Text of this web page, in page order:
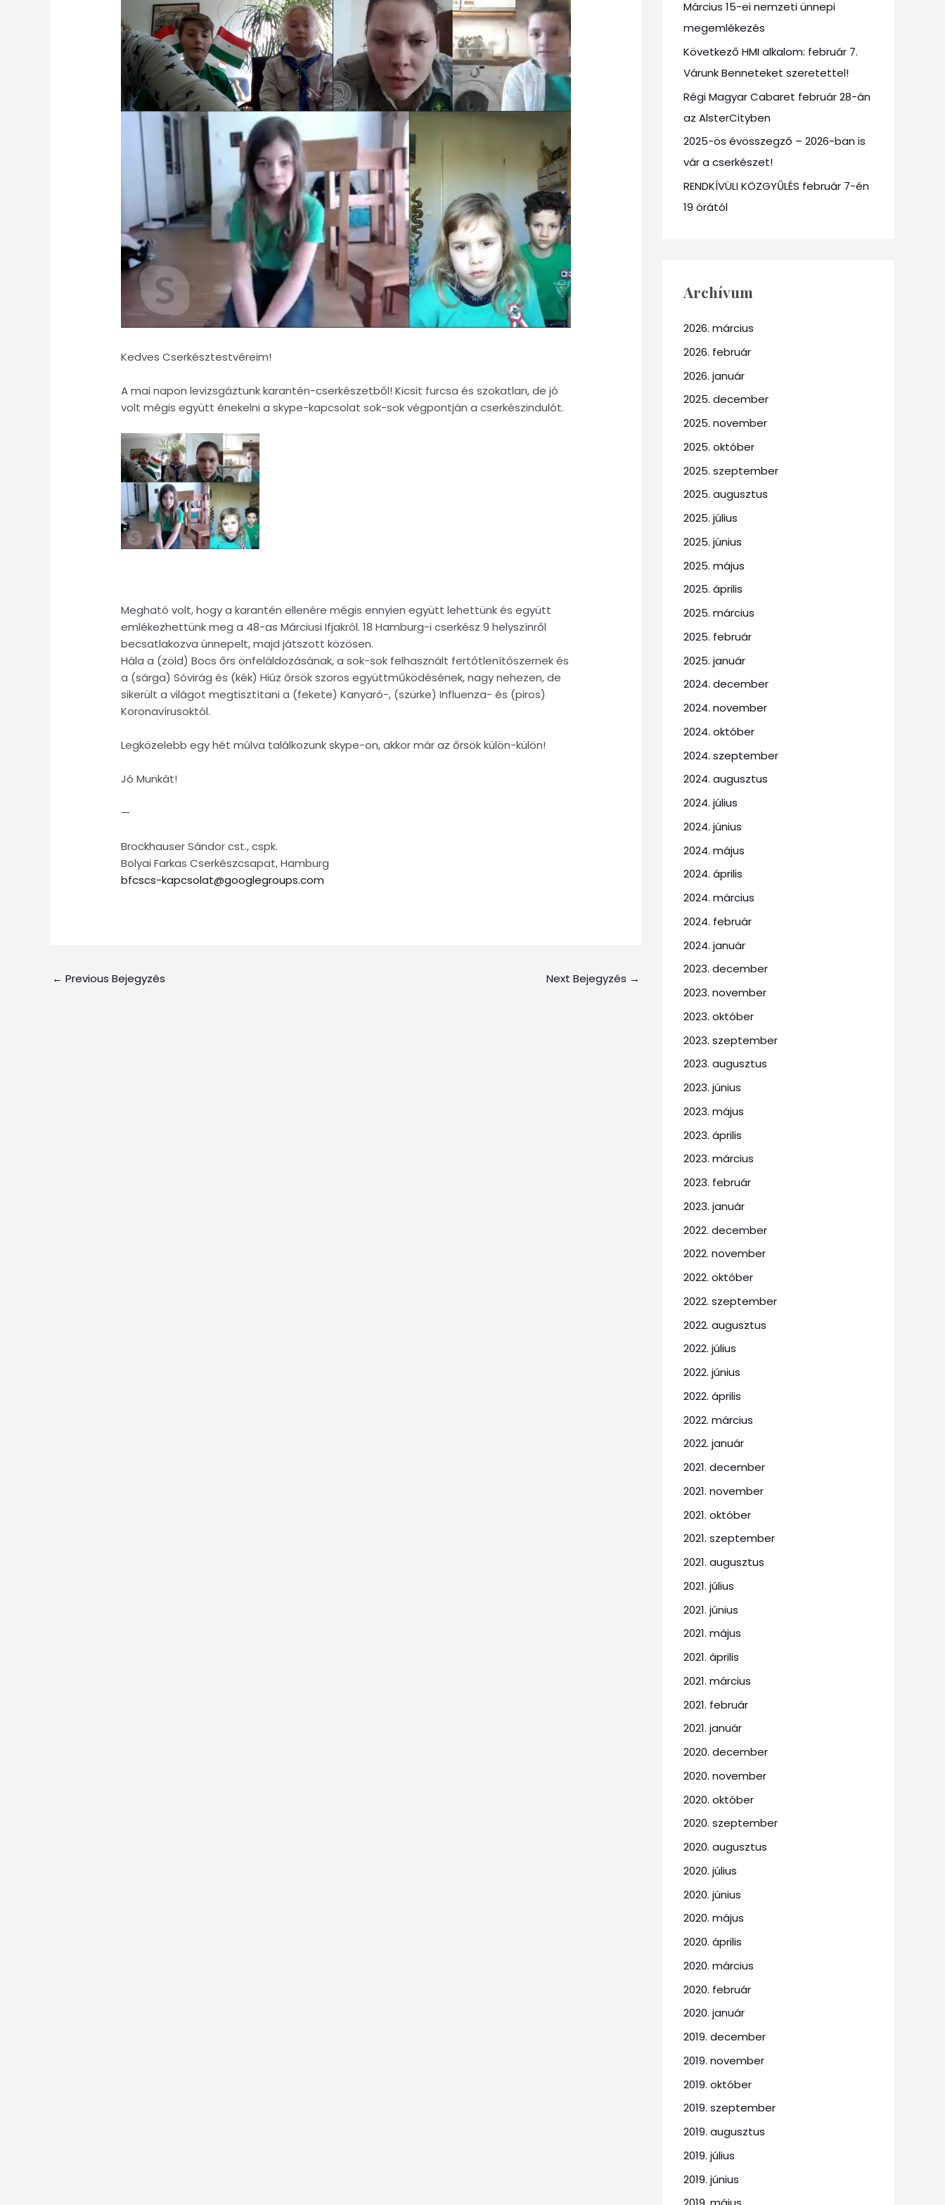
Kedves Cserkésztestvéreim!
A mai napon levizsgáztunk karantén-cserkészetből! Kicsit furcsa és szokatlan, de jó
volt mégis együtt énekelni a skype-kapcsolat sok-sok végpontján a cserkészindulót.
Megható volt, hogy a karantén ellenére mégis ennyien együtt lehettünk és együtt
emlékezhettünk meg a 48-as Márciusi Ifjakról. 18 Hamburg-i cserkész 9 helyszínről
becsatlakozva ünnepelt, majd játszott közösen.
Hála a (zöld) Bocs őrs önfeláldozásának, a sok-sok felhasznált fertőtlenítőszernek és
a (sárga) Sóvirág és (kék) Hiúz őrsök szoros együttműködésének, nagy nehezen, de
sikerült a világot megtisztítani a (fekete) Kanyaró-, (szürke) Influenza- és (piros)
Koronavírusoktól.
Legközelebb egy hét múlva találkozunk skype-on, akkor már az őrsök külön-külön!
Jó Munkát!
—
Brockhauser Sándor cst., cspk.
Bolyai Farkas Cserkészcsapat, Hamburg
bfcscs-kapcsolat@googlegroups.com
← Previous Bejegyzés Next Bejegyzés →
f
o
r
:
Március 15-ei nemzeti ünnepi
megemlékezés
Következő HMI alkalom: február 7.
Várunk Benneteket szeretettel!
Régi Magyar Cabaret február 28-án
az AlsterCityben
2025-ös évösszegző – 2026-ban is
vár a cserkészet!
RENDKÍVÜLI KÖZGYŰLÉS február 7-én
19 órától
Archívum
2026. március
2026. február
2026. január
2025. december
2025. november
2025. október
2025. szeptember
2025. augusztus
2025. július
2025. június
2025. május
2025. április
2025. március
2025. február
2025. január
2024. december
2024. november
2024. október
2024. szeptember
2024. augusztus
2024. július
2024. június
2024. május
2024. április
2024. március
2024. február
2024. január
2023. december
2023. november
2023. október
2023. szeptember
2023. augusztus
2023. június
2023. május
2023. április
2023. március
2023. február
2023. január
2022. december
2022. november
2022. október
2022. szeptember
2022. augusztus
2022. július
2022. június
2022. április
2022. március
2022. január
2021. december
2021. november
2021. október
2021. szeptember
2021. augusztus
2021. július
2021. június
2021. május
2021. április
2021. március
2021. február
2021. január
2020. december
2020. november
2020. október
2020. szeptember
2020. augusztus
2020. július
2020. június
2020. május
2020. április
2020. március
2020. február
2020. január
2019. december
2019. november
2019. október
2019. szeptember
2019. augusztus
2019. július
2019. június